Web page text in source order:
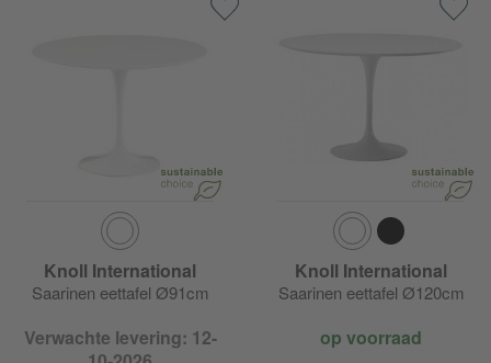
Knoll International
Saarinen eettafel Ø91cm
Verwachte levering: 12-
Knoll International
Saarinen eettafel Ø120cm
op voorraad